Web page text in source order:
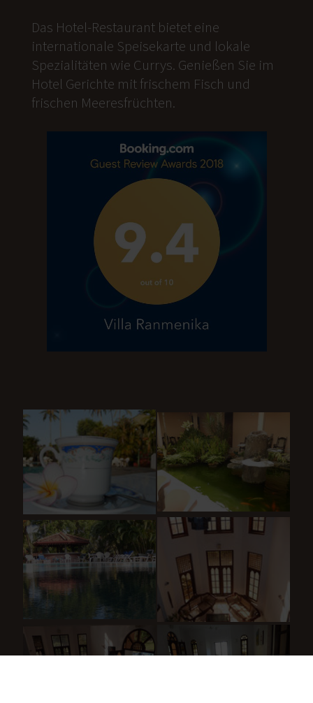
Das Hotel-Restaurant bietet eine
internationale Speisekarte und lokale
Spezialitäten wie Currys. Genießen Sie im
Hotel Gerichte mit frischem Fisch und
frischen Meeresfrüchten.